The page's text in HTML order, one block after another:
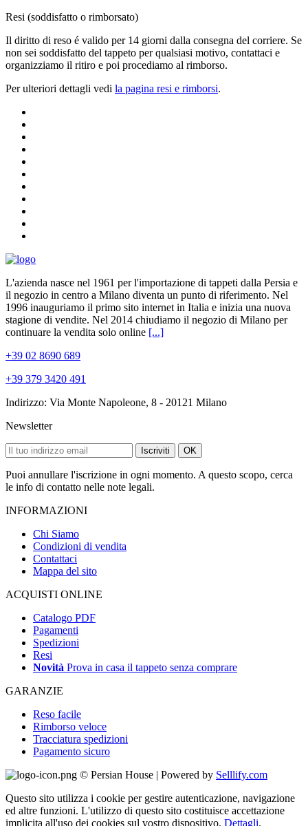
Resi (soddisfatto o rimborsato)
Il diritto di reso é valido per 14 giorni dalla consegna del corriere. Se
non sei soddisfatto del tappeto per qualsiasi motivo, contattaci e
organizziamo il ritiro e poi procediamo al rimborso.
Per ulteriori dettagli vedi la pagina resi e rimborsi.
L'azienda nasce nel 1961 per l'importazione di tappeti dalla Persia e
il negozio in centro a Milano diventa un punto di riferimento. Nel
1996 inauguriamo il primo sito internet in Italia e inizia una nuova
stagione di vendite. Nel 2014 chiudiamo il negozio di Milano per
continuare la vendita solo online [...]
+39 02 8690 689
+39 379 3420 491
Indirizzo: Via Monte Napoleone, 8 - 20121 Milano
Newsletter
Iscriviti OK
Puoi annullare l'iscrizione in ogni momento. A questo scopo, cerca
le info di contatto nelle note legali.
INFORMAZIONI
Chi Siamo
Condizioni di vendita
Contattaci
Mappa del sito
ACQUISTI ONLINE
Catalogo PDF
Pagamenti
Spedizioni
Resi
Novità Prova in casa il tappeto senza comprare
GARANZIE
Reso facile
Rimborso veloce
Tracciatura spedizioni
Pagamento sicuro
© Persian House | Powered by Selllify.com
Questo sito utilizza i cookie per gestire autenticazione, navigazione
ed altre funzioni. L'utilizzo di questo sito costituisce accettazione
implicita all'uso dei cookies sul vostro dispositivo. Dettagli.